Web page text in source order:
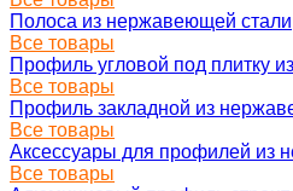
Полоса из нержавеющей стали
Все товары
Профиль угловой под плитку
Все товары
Профиль закладной из
Все товары
Аксессуары для профилей из
Все товары